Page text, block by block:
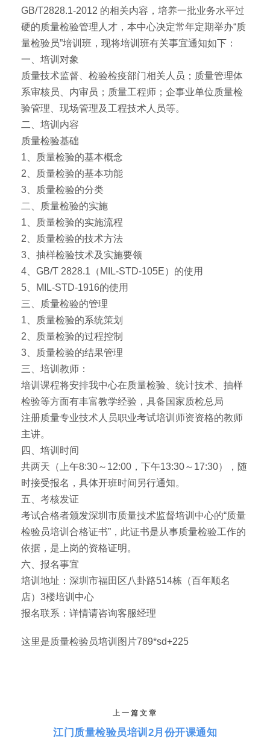
GB/T2828.1-2012 的相关内容，培养一批业务水平过
硬的质量检验管理人才，本中心决定常年定期举办“质
量检验员”培训班，现将培训班有关事宜通知如下：
一、培训对象
质量技术监督、检验检疫部门相关人员；质量管理体
系审核员、内审员；质量工程师；企事业单位质量检
验管理、现场管理及工程技术人员等。
二、培训内容
质量检验基础
1、质量检验的基本概念
2、质量检验的基本功能
3、质量检验的分类
二、质量检验的实施
1、质量检验的实施流程
2、质量检验的技术方法
3、抽样检验技术及实施要领
4、GB/T 2828.1（MIL-STD-105E）的使用
5、MIL-STD-1916的使用
三、质量检验的管理
1、质量检验的系统策划
2、质量检验的过程控制
3、质量检验的结果管理
三、培训教师：
培训课程将安排我中心在质量检验、统计技术、抽样
检验等方面有丰富教学经验，具备国家质检总局
注册质量专业技术人员职业考试培训师资资格的教师
主讲。
四、培训时间
共两天（上午8:30～12:00，下午13:30～17:30），随
时接受报名，具体开班时间另行通知。
五、考核发证
考试合格者颁发深圳市质量技术监督培训中心的“质量
检验员培训合格证书”，此证书是从事质量检验工作的
依据，是上岗的资格证明。
六、报名事宜
培训地址：深圳市福田区八卦路514栋（百年顺名
店）3楼培训中心
报名联系：详情请咨询客服经理
这里是质量检验员培训图片789*sd+225
上一篇文章
江门质量检验员培训2月份开课通知